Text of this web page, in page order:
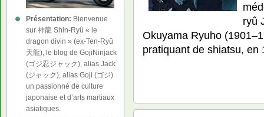
ryû
Okuyama Ryuho
pratiquant de shiatsu, en
Présentation: Bienvenue
sur 神龍 Shin-Ryû « le
dragon divin » (ex-Ten-Ryû
天龍), le blog de GojiNinjack
(ゴジ忍ジャック), alias Jack
(ジャック), alias Goji (ゴジ)
un passionné de culture
japonaise et d’arts martiaux
asiatiques.